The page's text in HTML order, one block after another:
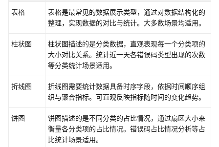
户
指
通
表格
表格是最常见的数据展示类型，通过对数据结构化的
整理，实现数据的对比与统计。大多数场景均适用。
柱状图
柱状图描述的是分类数据，直观表现每一个分类项的
大小对比关系。统计近一天各错误码类型出现的次数
等分类统计场景适用。
折线图
折线图需要统计数据具备时序字段，依据时间顺序组
织与聚合指标。可直观反映指标随时间的变化趋势。
饼图
饼图描述的是不同分类的占比情况，通过扇区大小来
衡量各分类项的占比情况。错误码占比情况分析等占
比统计场景适用。